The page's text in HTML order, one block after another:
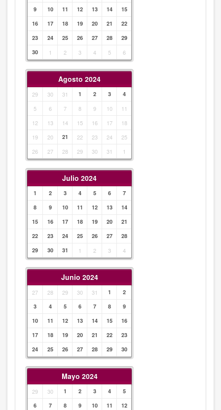
9
10 11 12 13 14
15
16
17 18 19 20 21
22
23
24 25 26 27 28
29
30
1 2 3 4 5 6
Agosto 2024
29 30 31 1 2 3 4
5 6 7 8 9 10
11
12
13 14 15 16 17
18
19
20 21 22 23 24
25
26
27 28 29 30 31 1
Julio 2024
1 2 3 4 5 6
7
8
9 10 11 12 13
14
15
16 17 18 19 20
21
22
23 24 25 26 27
28
29
30 31 1 2 3 4
Junio 2024
27 28 29 30 31 1
2
3
4 5 6 7 8
9
10
11 12 13 14 15
16
17
18 19 20 21 22
23
24
25 26 27 28 29 30
Mayo 2024
29 30 1 2 3 4
5
6
7 8 9 10 11
12